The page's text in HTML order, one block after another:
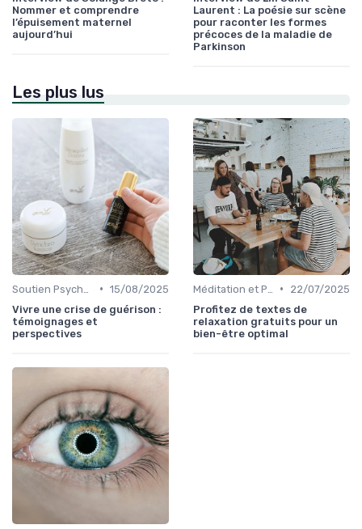
Nommer et comprendre
l’épuisement maternel
aujourd’hui
Laurent : La poésie sur scène
pour raconter les formes
précoces de la maladie de
Parkinson
Les plus lus
• 15/08/2025
Vivre une crise de guérison :
témoignages et
perspectives
•
22/07/2025
Profitez de textes de
relaxation gratuits pour un
bien-être optimal